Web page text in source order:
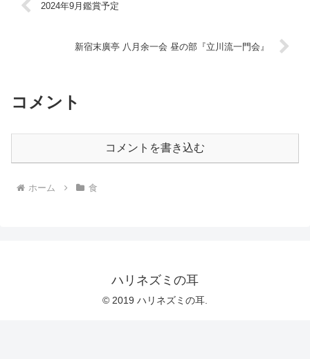
2024年9月鑑賞予定
新宿末廣亭 八月余一会 昼の部『立川流一門会』
コメント
コメントを書き込む
ホーム 食
ハリネズミの耳
© 2019 ハリネズミの耳.